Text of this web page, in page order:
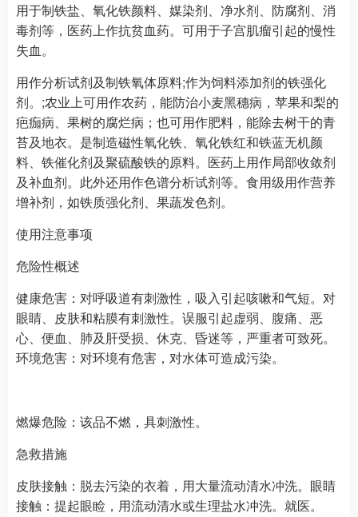
用于制铁盐、氧化铁颜料、媒染剂、净水剂、防腐剂、消
毒剂等，医药上作抗贫血药。可用于子宫肌瘤引起的慢性
失血。
用作分析试剂及制铁氧体原料;作为饲料添加剂的铁强化
剂。;农业上可用作农药，能防治小麦黑穗病，苹果和梨的
疤痂病、果树的腐烂病；也可用作肥料，能除去树干的青
苔及地衣。是制造磁性氧化铁、氧化铁红和铁蓝无机颜
料、铁催化剂及聚硫酸铁的原料。医药上用作局部收敛剂
及补血剂。此外还用作色谱分析试剂等。食用级用作营养
增补剂，如铁质强化剂、果蔬发色剂。
使用注意事项
危险性概述
健康危害：对呼吸道有刺激性，吸入引起咳嗽和气短。对
眼睛、皮肤和粘膜有刺激性。误服引起虚弱、腹痛、恶
心、便血、肺及肝受损、休克、昏迷等，严重者可致死。
环境危害：对环境有危害，对水体可造成污染。
燃爆危险：该品不燃，具刺激性。
急救措施
皮肤接触：脱去污染的衣着，用大量流动清水冲洗。眼睛
接触：提起眼睑，用流动清水或生理盐水冲洗。就医。